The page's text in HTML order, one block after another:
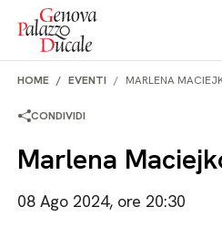
Salta al contenuto
HOME EVENTI MARLENA
CONDIVIDI
Marlena
08 Ago 2024, ore 20:30